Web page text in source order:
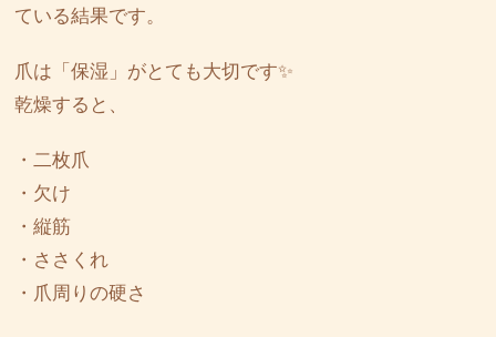
ている結果です。
爪は「保湿」がとても大切です✨
乾燥すると、
・二枚爪
・欠け
・縦筋
・ささくれ
・爪周りの硬さ